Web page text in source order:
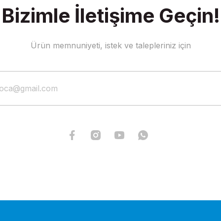
Aparatı
ILCA (Laser) Anadirek Bumba
1.514,51 TL
Bizimle İletişime Geçin!
Ürün memnuniyeti, istek ve talepleriniz için